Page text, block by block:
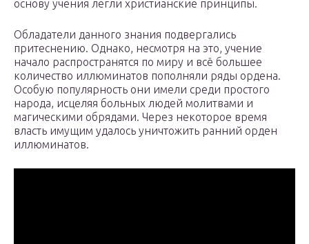
основу учения легли христианские принципы.
Обладатели данного знания подвергались
притеснению. Однако, несмотря на это, учение
начало распространятся по миру и всё большее
количество иллюминатов пополняли ряды ордена.
Особую популярность они имели среди простого
народа, исцеляя больных людей молитвами и
магическими обрядами. Через некоторое время
власть имущим удалось уничтожить ранний орден
иллюминатов.